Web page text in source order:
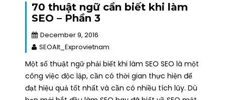
70 thuật ngữ cần biết khi làm
SEO – Phần 3
December 9, 2016
SEOAlt_Exprovietnam
Một số thuật ngữ phải biết khi làm SEO SEO là một
công việc độc lập, cần có thời gian thực hiện để
đạt hiệu quả tốt nhất và cần có nhiều tích lũy. Dù